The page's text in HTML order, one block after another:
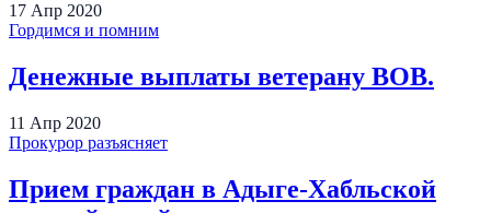
17 Апр 2020
Гордимся и помним
Денежные выплаты ветерану ВОВ.
11 Апр 2020
Прокурор разъясняет
Прием граждан в Адыге-Хабльской